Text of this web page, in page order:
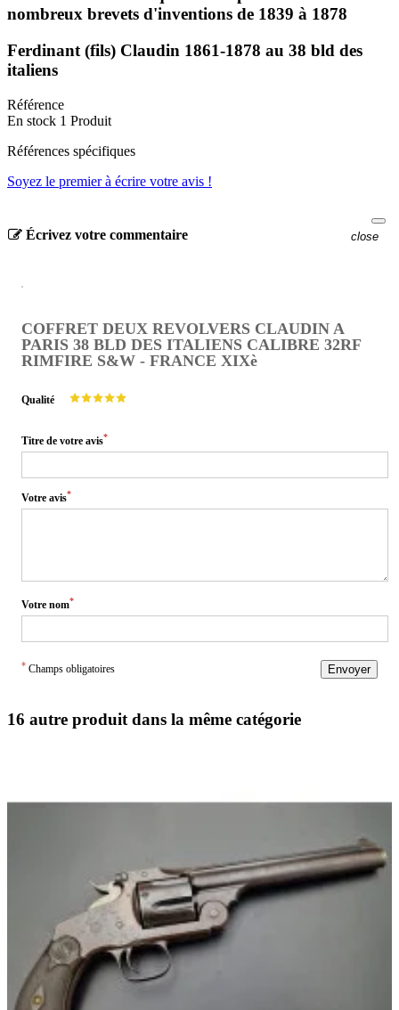
nombreux brevets d'inventions de 1839 à 1878
Ferdinant (fils) Claudin 1861-1878 au 38 bld des
italiens
Référence
En stock 1 Produit
Références spécifiques
Soyez le premier à écrire votre avis !
Écrivez votre commentaire close
COFFRET DEUX REVOLVERS CLAUDIN A
PARIS 38 BLD DES ITALIENS CALIBRE 32RF
RIMFIRE S&W - FRANCE XIXè
Qualité
Titre de votre avis*
Votre avis*
Votre nom*
* Champs obligatoires Envoyer
16 autre produit dans la même catégorie